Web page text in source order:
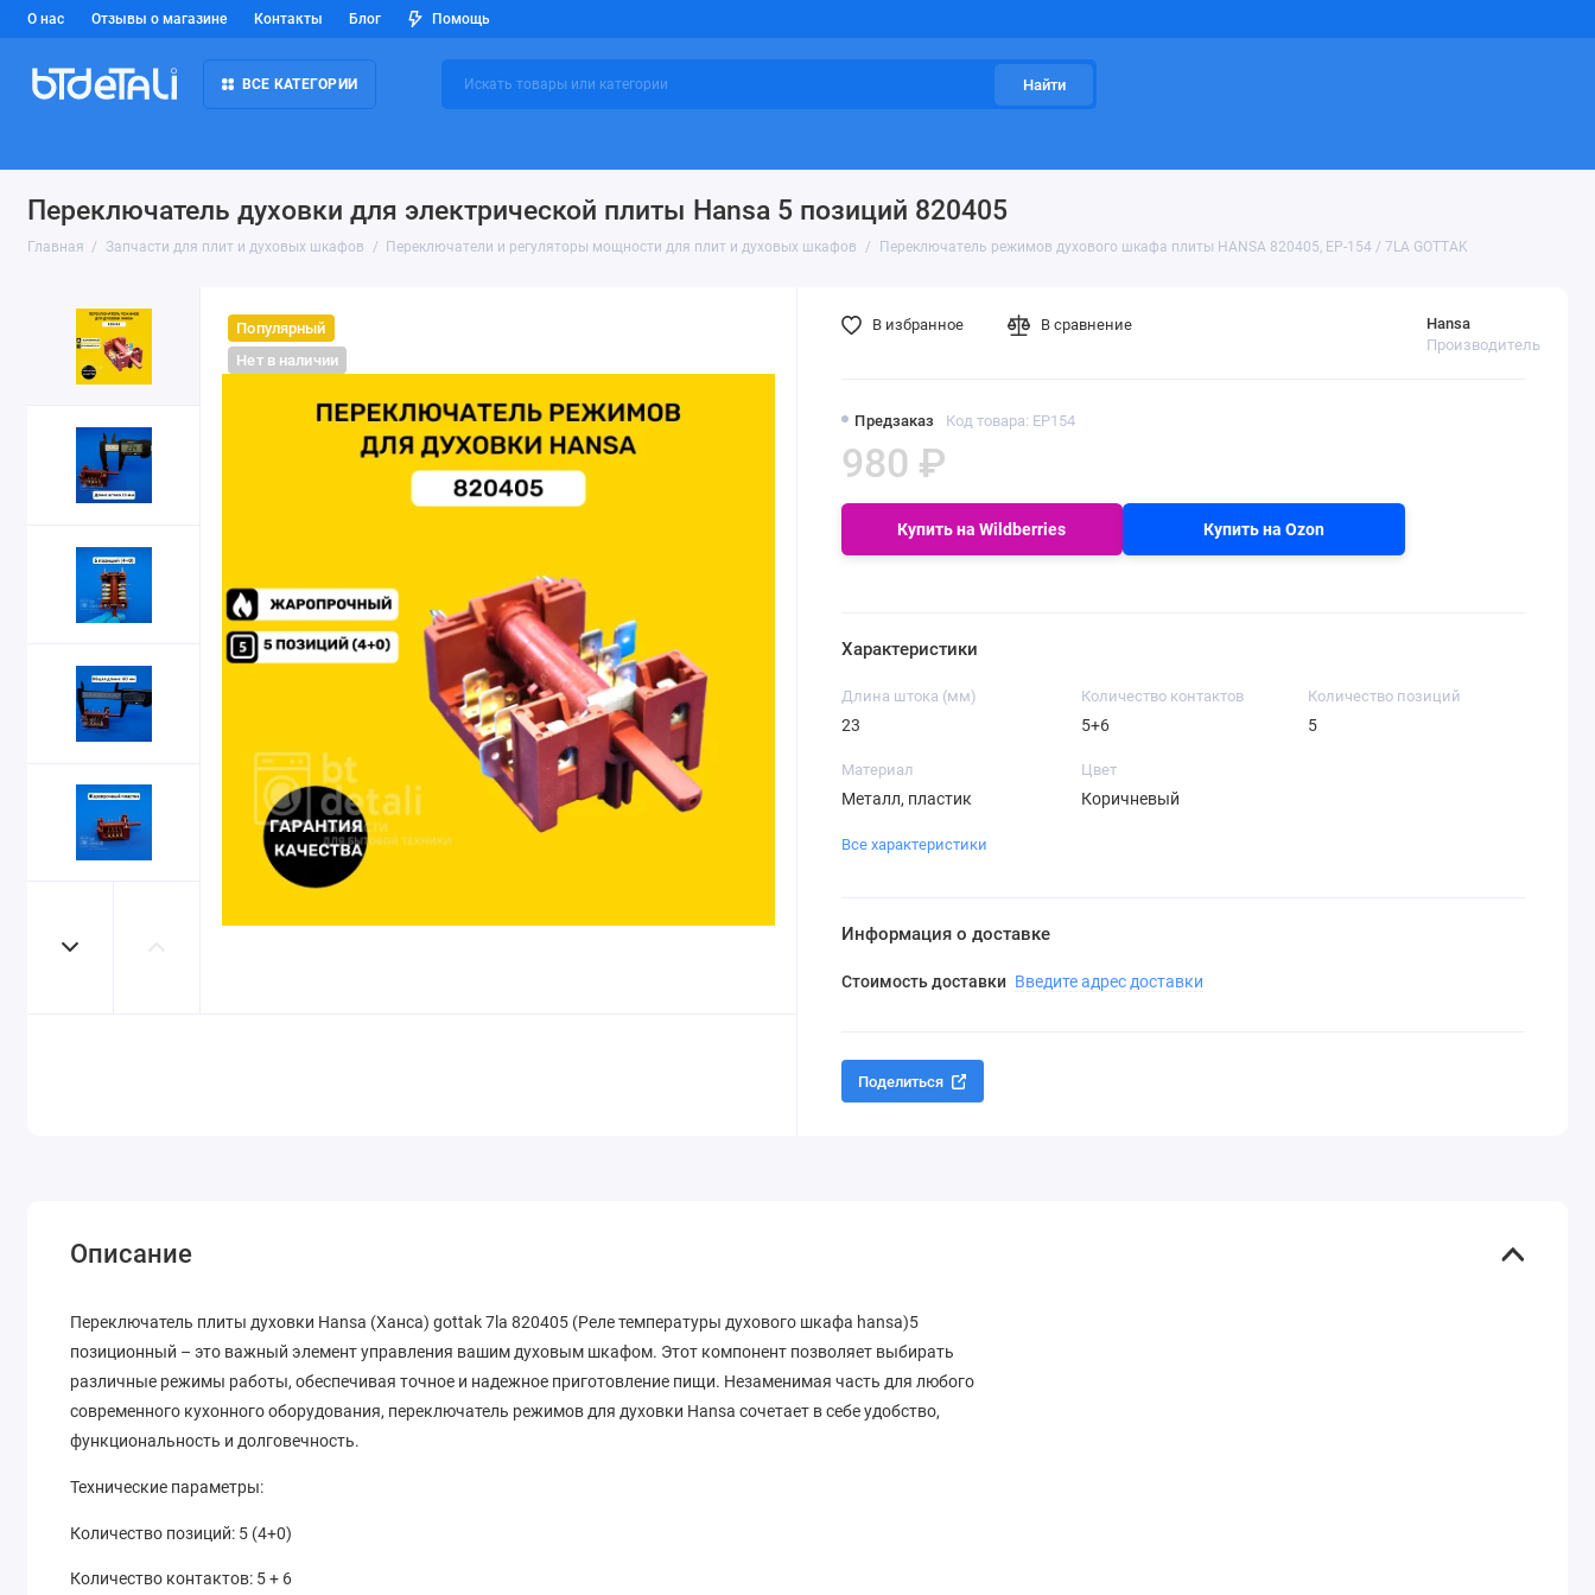
О нас Отзывы о магазине Контакты Блог Помощь
ВСЕ КАТЕГОРИИ Найти
Переключатель духовки для электрической плиты Hansa 5 позиций 820405
Главная Запчасти для плит и духовых шкафов Переключатели и регуляторы мощности для плит и духовых шкафов Переключатель режимов духового шкафа плиты HANSA 820405, EP-154 / 7LA GOTTAK
Популярный
Нет в наличии
Предзаказ Код товара: EP154
Hansa
Производитель
980 ₽
Купить на Wildberries Купить на Ozon
В избранное В сравнение
Характеристики
Длина штока (мм)
23
Количество контактов
5+6
Количество позиций
5
Материал
Металл, пластик
Цвет
Коричневый
Все характеристики
Информация о доставке
Стоимость доставки Введите адрес доставки
Поделиться
Описание
Переключатель плиты духовки Hansa (Ханса) gottak 7la 820405 (Реле температуры духового шкафа hansa)5
позиционный – это важный элемент управления вашим духовым шкафом. Этот компонент позволяет выбирать
различные режимы работы, обеспечивая точное и надежное приготовление пищи. Незаменимая часть для любого
современного кухонного оборудования, переключатель режимов для духовки Hansa сочетает в себе удобство,
функциональность и долговечность.
Технические параметры:
Количество позиций: 5 (4+0)
Количество контактов: 5 + 6